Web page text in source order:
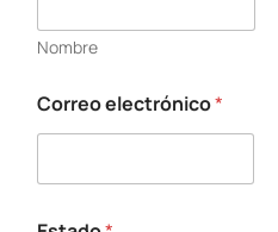
s
t
d
o
s
Nombre
Correo electrónico*